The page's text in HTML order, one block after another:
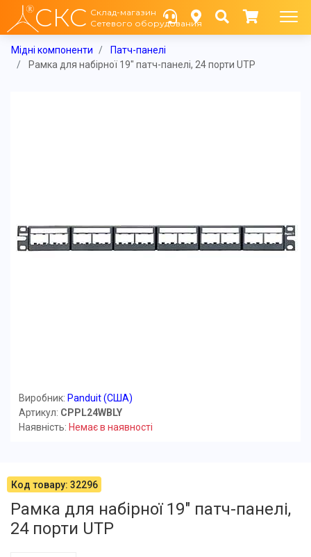
СКС Склад-магазин
Сетевого оборудования
Мідні компоненти
Патч-панелі
Рамка для набірної 19" патч-панелі, 24 порти UTP
Виробник: Panduit (США)
Артикул: CPPL24WBLY
Наявність: Немає в наявності
Код товару: 32296
Рамка для набірної 19" патч-панелі,
24 порти UTP